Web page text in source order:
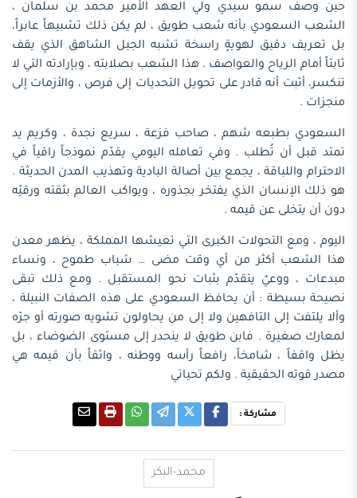
حين وصف سمو سيدي ولي العهد الأمير محمد بن سلمان ،
الشعب السعودي بأنه شعب طويق ، لم يكن ذلك تشبيهاً عابراً،
بل تعريف دقيق لهويةٍ راسخة تشبه الجبل الشاهق الذي يقف
ثابتاً أمام الرياح والعواصف . هذا الشعب بصلابته ، وبإرادته التي لا
تنكسر، أثبت أنه قادر على تحويل التحديات إلى فرص ، والأزمات إلى
منجزات .
السعودي بطبعه شهم ، صاحب فزعة ، سريع نجدة ، وكريم يد
تمتد قبل أن تُطلب . وفي تعامله اليومي يقدّم نموذجاً راقياً في
الاحترام واللباقة ، يجمع بين أصالة البادية وتهذيب المدن الحديثة .
هو ذلك الإنسان الذي يفتخر بجذوره ، ويواكب العالم بثقته ورقيّه
دون أن يتخلى عن قيمه .
اليوم ، ومع التحولات الكبرى التي تعيشها المملكة ، يظهر معدن
هذا الشعب أكثر من أي وقت مضى … شباب طموح ، ونساء
مبدعات ، ووعيٌ يتقدّم بثبات نحو المستقبل . ومع ذلك تبقى
نصيحة بسيطة : أن يحافظ السعودي على هذه الصفات النبيلة ،
وألا يلتفت إلى التافهين ولا إلى من يحاولون تشويه صورته أو جرّه
لمعارك صغيرة . فابن طويق لا ينحدر إلى مستوى الضوضاء ، بل
يظل واقفاً ، شامخاً، رافعاً رأسه ووطنه ، واثقاً بأن قيمه هي
مصدر قوته الحقيقية . ولكم تحياتي
مشاركة :
محمد-البكر